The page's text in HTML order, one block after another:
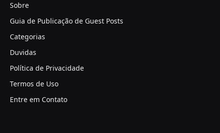
Sobre
Guia de Publicação de Guest Posts
Categorias
Duvidas
Política de Privacidade
Termos de Uso
Entre em Contato